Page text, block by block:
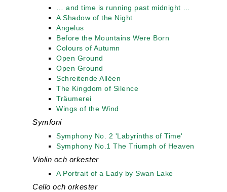
… and time is running past midnight …
A Shadow of the Night
Angelus
Before the Mountains Were Born
Colours of Autumn
Open Ground
Open Ground
Schreitende Alléen
The Kingdom of Silence
Träumerei
Wings of the Wind
Symfoni
Symphony No. 2 'Labyrinths of Time'
Symphony No.1 The Triumph of Heaven
Violin och orkester
A Portrait of a Lady by Swan Lake
Cello och orkester